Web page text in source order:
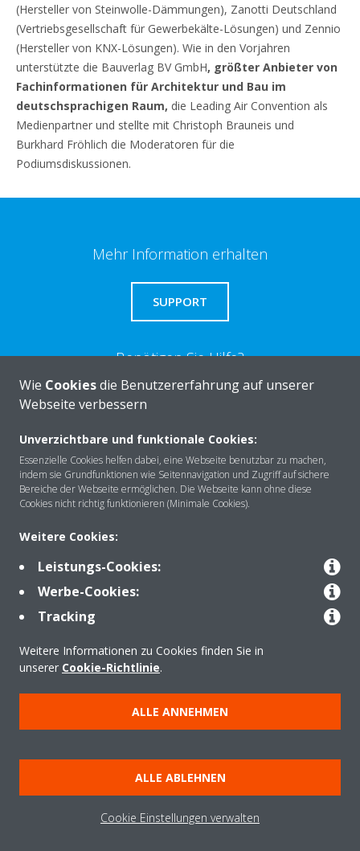
(Hersteller von Steinwolle-Dämmungen), Zanotti Deutschland
(Vertriebsgesellschaft für Gewerbekälte-Lösungen) und Zennio
(Hersteller von KNX-Lösungen). Wie in den Vorjahren
unterstützte die Bauverlag BV GmbH, größter Anbieter von
Fachinformationen für Architektur und Bau im
deutschsprachigen Raum, die Leading Air Convention als
Medienpartner und stellte mit Christoph Brauneis und
Burkhard Fröhlich die Moderatoren für die
Podiumsdiskussionen.
Mehr Information erhalten
SUPPORT
Benötigen Sie Hilfe?
KONTAKTIEREN SIE UNS
Über DAIKIN
Anwendungsbereiche
Kontakt
Hinweis zu Cookies
Datenschutzrichtlinie
Unternehmensethik
Data Act
Wie Cookiesdie Benutzererfahrung auf unserer
Webseite verbessern
Unverzichtbare und funktionale Cookies:
Essenzielle Cookies helfen dabei, eine Webseite benutzbar zu machen,
indem sie Grundfunktionen wie Seitennavigation und Zugriff auf sichere
Bereiche der Webseite ermöglichen. Die Webseite kann ohne diese
Cookies nicht richtig funktionieren (Minimale Cookies).
Weitere Cookies:
Leistungs-Cookies:
Werbe-Cookies:
Tracking
Weitere Informationen zu Cookies finden Sie in
unserer Cookie-Richtlinie.
ALLE ANNEHMEN
ALLE ABLEHNEN
Cookie Einstellungen verwalten